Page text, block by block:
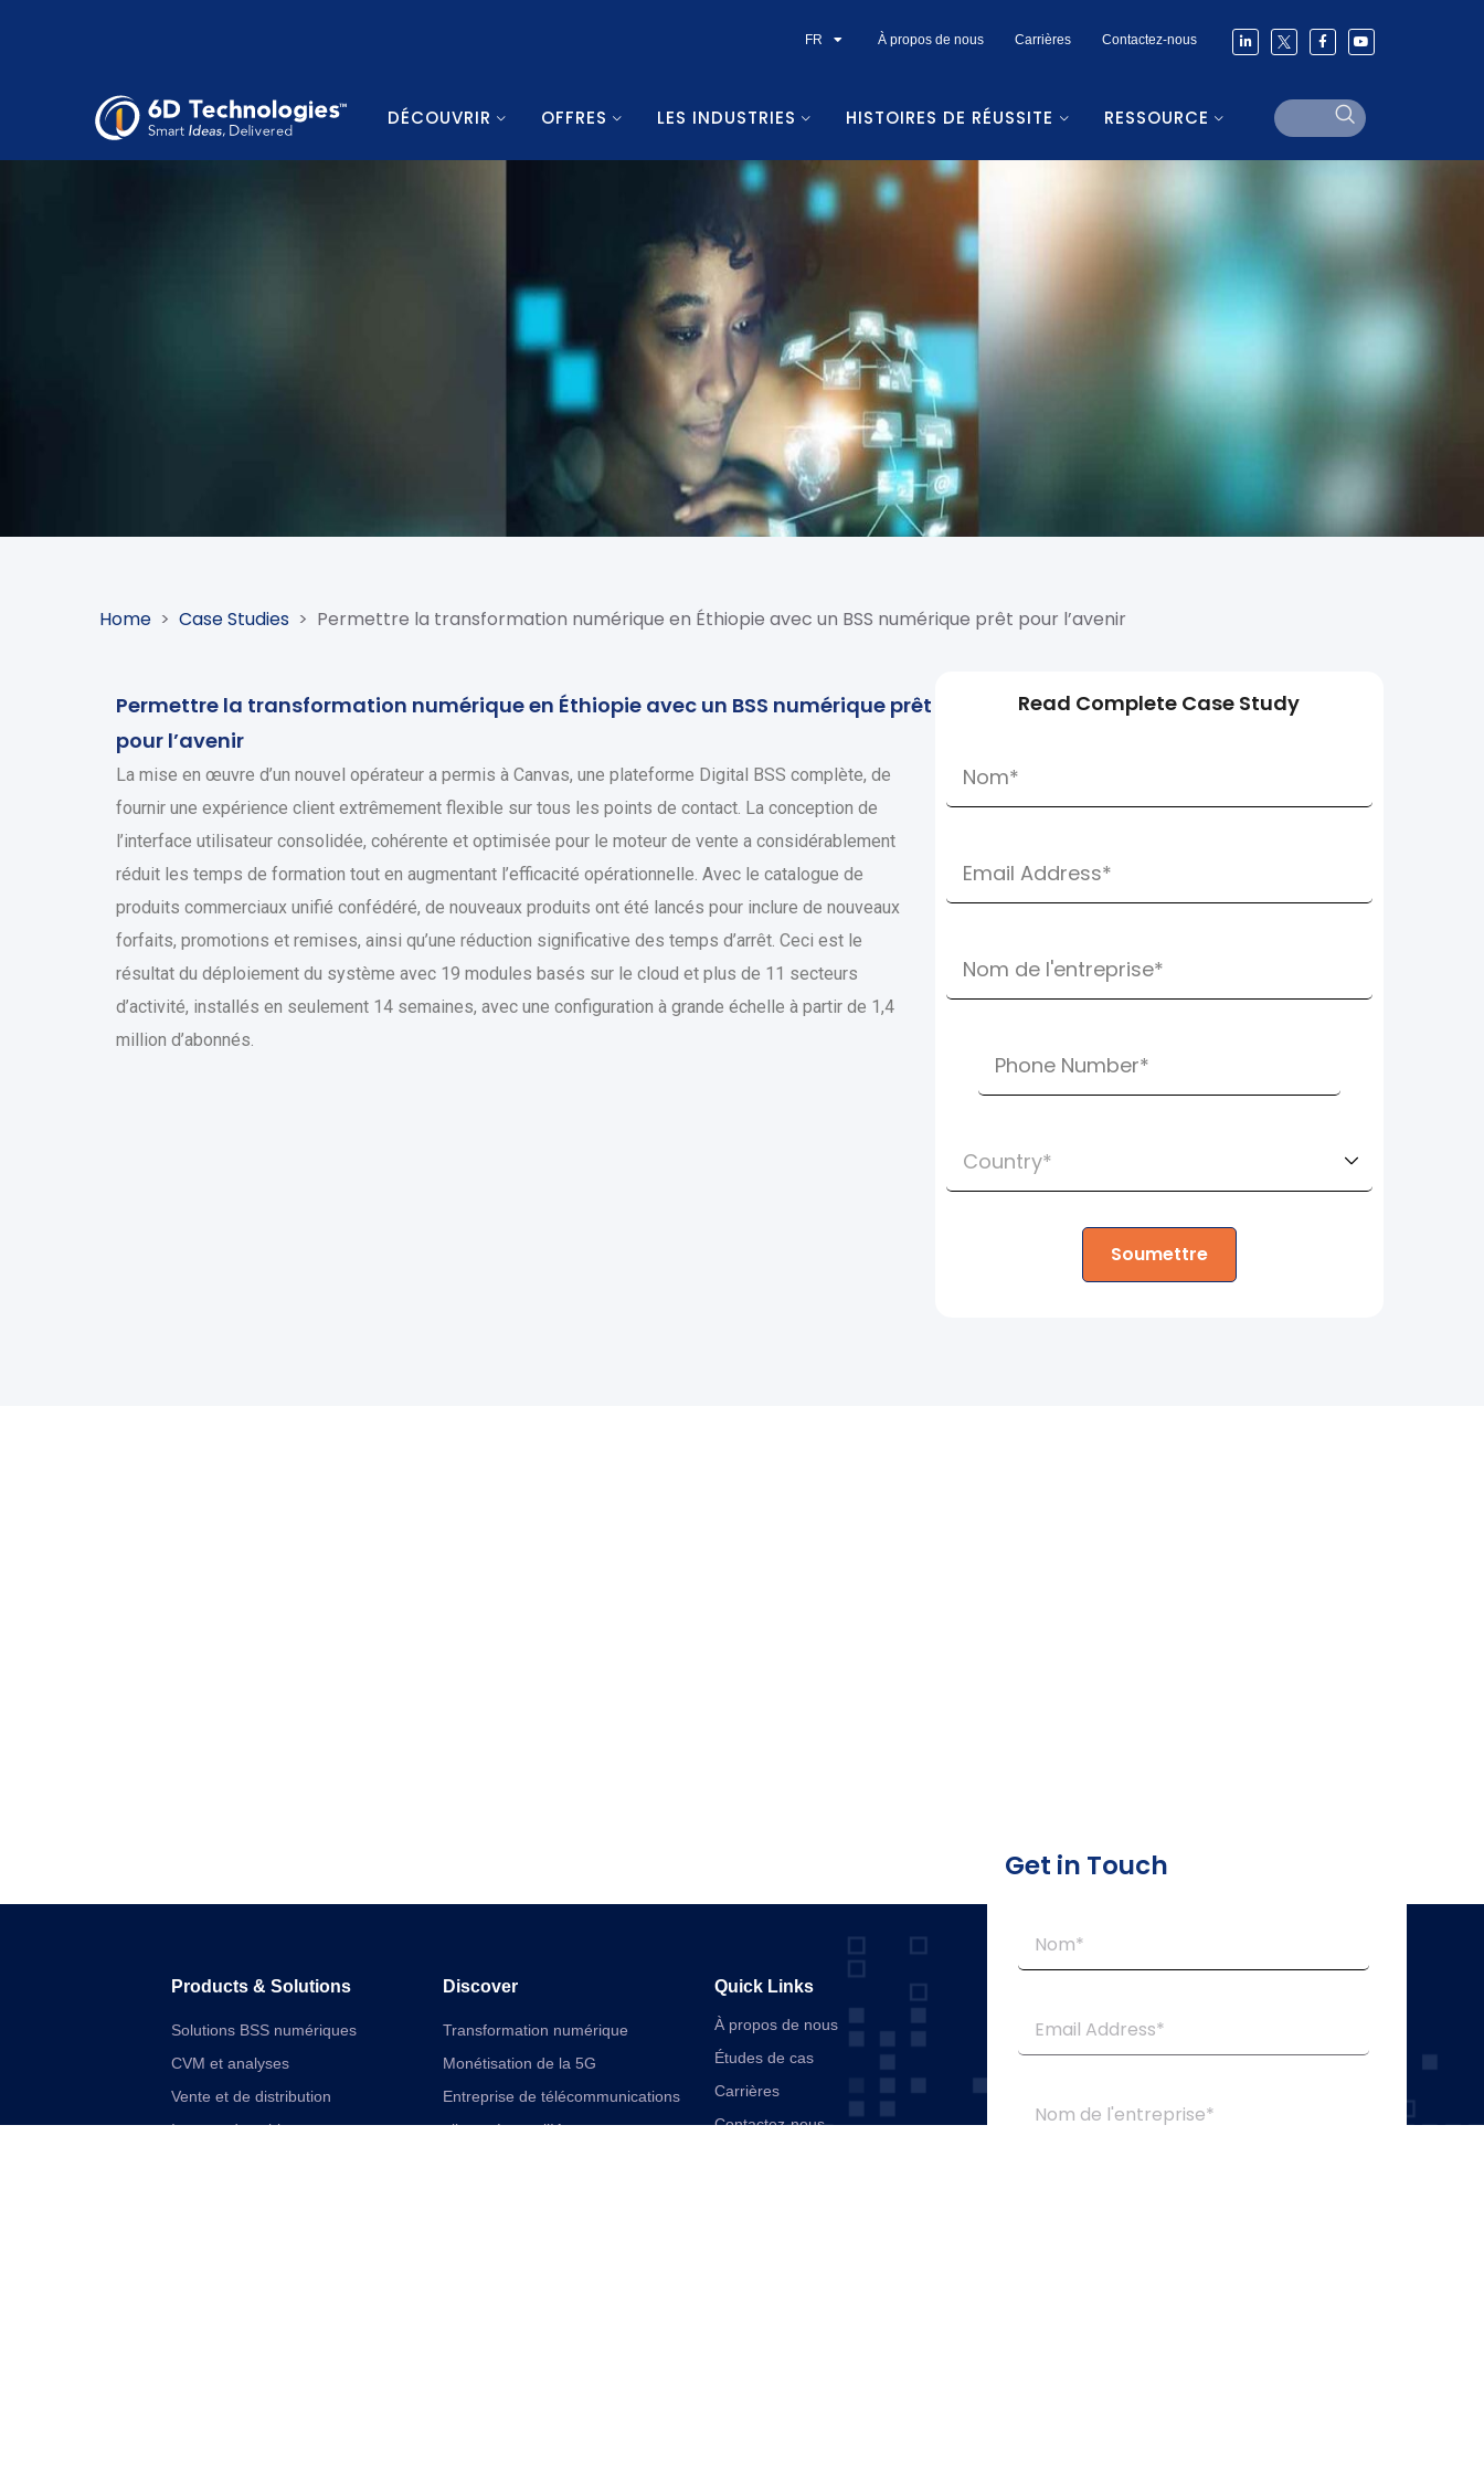
FR À propos de nous Carrières Contactez-nous
DÉCOUVRIR OFFRES LES INDUSTRIES HISTOIRES DE RÉUSSITE RESSOURCE
Home > Case Studies > Permettre la transformation numérique en Éthiopie avec un BSS numérique prêt pour l’avenir
Permettre la transformation numérique en Éthiopie avec un BSS numérique prêt
pour l’avenir
La mise en œuvre d’un nouvel opérateur a permis à Canvas, une plateforme Digital BSS complète, de
fournir une expérience client extrêmement flexible sur tous les points de contact. La conception de
l’interface utilisateur consolidée, cohérente et optimisée pour le moteur de vente a considérablement
réduit les temps de formation tout en augmentant l’efficacité opérationnelle. Avec le catalogue de
produits commerciaux unifié confédéré, de nouveaux produits ont été lancés pour inclure de nouveaux
forfaits, promotions et remises, ainsi qu’une réduction significative des temps d’arrêt. Ceci est le
résultat du déploiement du système avec 19 modules basés sur le cloud et plus de 11 secteurs
d’activité, installés en seulement 14 semaines, avec une configuration à grande échelle à partir de 1,4
million d’abonnés.
Read Complete Case Study
Soumettre
Products & Solutions
Solutions BSS numériques
CVM et analyses
Vente et de distribution
Internet des objets
Discover
Transformation numérique
Monétisation de la 5G
Entreprise de télécommunications
alimentée par l’IA
Quick Links
À propos de nous
Études de cas
Carrières
Contactez-nous
Get in Touch